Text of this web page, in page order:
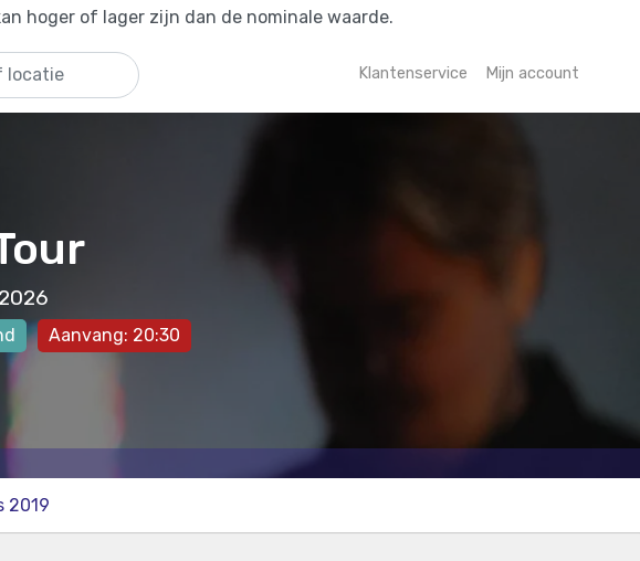
hoger of lager zijn dan de nominale waarde.
Klantenservice Mijn account
Aanvang: 20:30
2019